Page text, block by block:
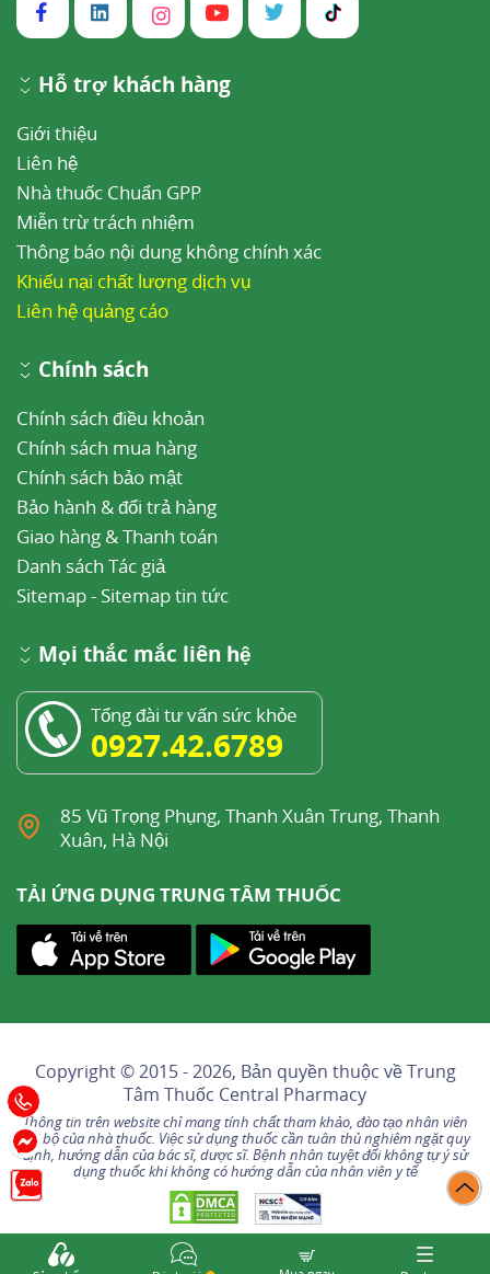
Hỗ trợ khách hàng
Giới thiệu
Liên hệ
Nhà thuốc Chuẩn GPP
Miễn trừ trách nhiệm
Thông báo nội dung không chính xác
Khiếu nại chất lượng dịch vụ
Liên hệ quảng cáo
Chính sách
Chính sách điều khoản
Chính sách mua hàng
Chính sách bảo mật
Bảo hành & đổi trả hàng
Giao hàng & Thanh toán
Danh sách Tác giả
Sitemap- Sitemap tin tức
Mọi thắc mắc liên hệ
Tổng đài tư vấn sức khỏe
0927.42.6789
85 Vũ Trọng Phụng, Thanh Xuân Trung, Thanh
Xuân, Hà Nội
TẢI ỨNG DỤNG TRUNG TÂM THUỐC
Copyright © 2015 - 2026, Bản quyền thuộc vềTrung
Tâm Thuốc Central Pharmacy
Thông tin trên website chỉ mang tính chất tham khảo, đào tạo nhân viên
nội bộ của nhà thuốc. Việc sử dụng thuốc cần tuân thủ nghiêm ngặt quy
định, hướng dẫn của bác sĩ, dược sĩ. Bệnh nhân tuyệt đối không tự ý sử
dụng thuốc khi không có hướng dẫn của nhân viên y tế